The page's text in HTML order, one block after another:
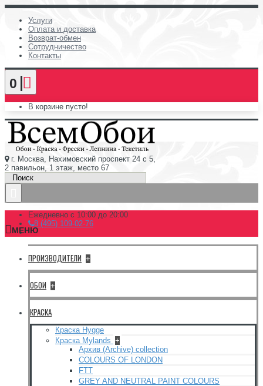
Услуги
Оплата и доставка
Возврат-обмен
Сотрудничество
Контакты
0
В корзине пусто!
г. Москва, Нахимовский проспект 24 с 5,
2 павильон, 1 этаж, место 67
Ежедневно с 10:00 до 20:00
8 (495) 109-02-76
МЕНЮ
ПРОИЗВОДИТЕЛИ +
ОБОИ +
КРАСКА
Краска Hygge
Краска Mylands +
Архив (Archive) collection
COLOURS OF LONDON
FTT
GREY AND NEUTRAL PAINT COLOURS